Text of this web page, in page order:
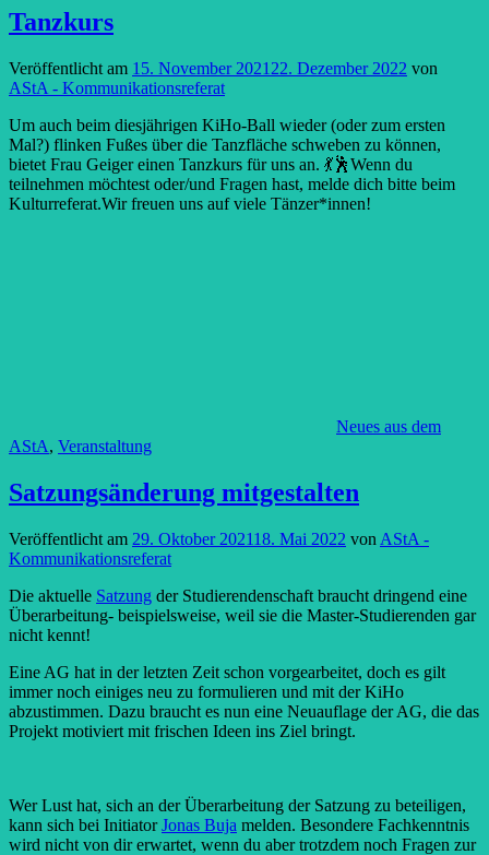
Tanzkurs
Veröffentlicht am 15. November 2021 22. Dezember 2022 von
AStA - Kommunikationsreferat
Um auch beim diesjährigen KiHo-Ball wieder (oder zum ersten
Mal?) flinken Fußes über die Tanzfläche schweben zu können,
bietet Frau Geiger einen Tanzkurs für uns an. 💃🕺Wenn du
teilnehmen möchtest oder/und Fragen hast, melde dich bitte beim
Kulturreferat.Wir freuen uns auf viele Tänzer*innen!
Neues aus dem
AStA, Veranstaltung
Satzungsänderung mitgestalten
Veröffentlicht am 29. Oktober 202118. Mai 2022 von AStA -
Kommunikationsreferat
Die aktuelle Satzung der Studierendenschaft braucht dringend eine
Überarbeitung- beispielsweise, weil sie die Master-Studierenden gar
nicht kennt!
Eine AG hat in der letzten Zeit schon vorgearbeitet, doch es gilt
immer noch einiges neu zu formulieren und mit der KiHo
abzustimmen. Dazu braucht es nun eine Neuauflage der AG, die das
Projekt motiviert mit frischen Ideen ins Ziel bringt.
Wer Lust hat, sich an der Überarbeitung der Satzung zu beteiligen,
kann sich bei InitiatorJonas Buja melden. Besondere Fachkenntnis
wird nicht von dir erwartet, wenn du aber trotzdem noch Fragen zur